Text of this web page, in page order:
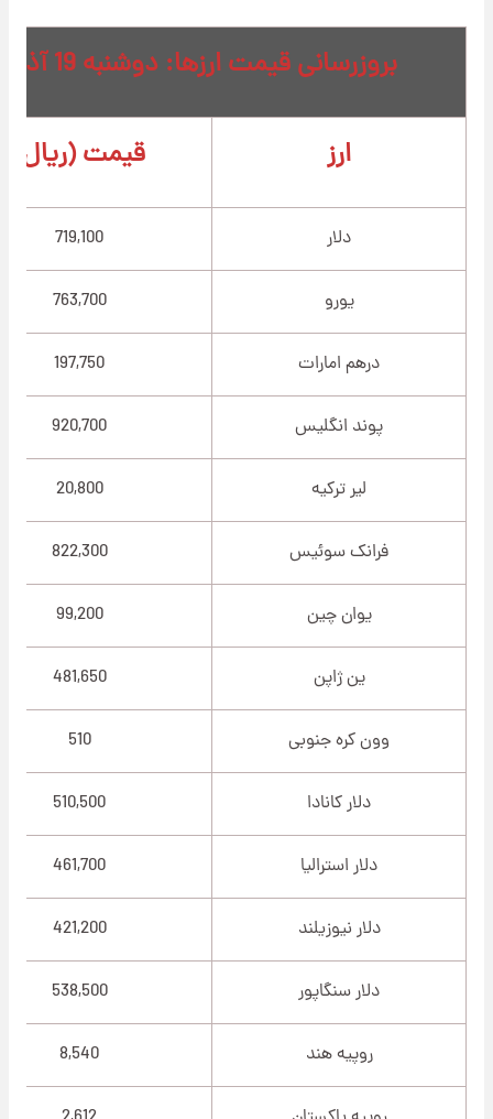
بروزرسانی قیمت ارزها: دوشنبه 19 آذر
ارز قیمت (ریال)
دلار 719,100
یورو 763,700
درهم امارات 197,750
پوند انگلیس 920,700
لیر ترکیه 20,800
فرانک سوئیس 822,300
یوان چین 99,200
ین ژاپن 481,650
وون کره جنوبی 510
دلار کانادا 510,500
دلار استرالیا 461,700
دلار نیوزیلند 421,200
دلار سنگاپور 538,500
روپیه هند 8,540